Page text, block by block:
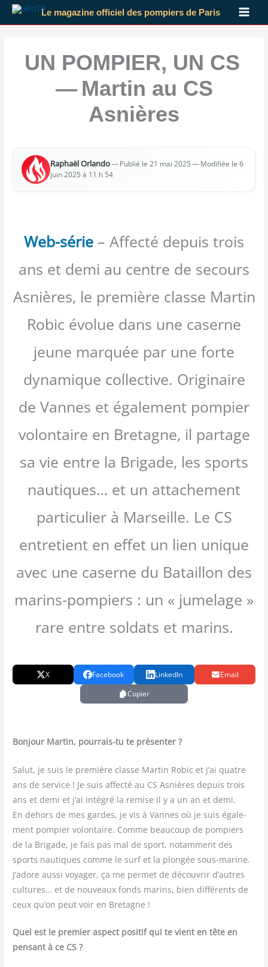
Aller
au
Le magazine officiel des pompiers de Paris
UN POMPIER, UN CS
— Martin au CS
Asnières
Raphaël Orlan­do— Publié le 21 mai 2025 — Modi­fiée le 6
juin 2025 à 11 h 54
Web-série – Affecté depuis trois
ans et demi au centre de secours
Asnières, le première classe Martin
Robic évolue dans une caserne
jeune marquée par une forte
dynamique collective. Originaire
de Vannes et également pompier
volontaire en Bretagne, il partage
sa vie entre la Brigade, les sports
nautiques… et un attachement
particulier à Marseille. Le CS
entretient en effet un lien unique
avec une caserne du Bataillon des
marins-pompiers : un « jumelage »
rare entre soldats et marins.
X Facebook LinkedIn
Email
Copier
Bon­jour Mar­tin, pour­rais-tu te présenter ?
Salut, je suis le pre­mière classe Mar­tin Robic et j’ai quatre
ans de ser­vice ! Je suis affec­té au CS Asnières depuis trois
ans et demi et j’ai inté­gré la remise il y a un an et demi.
En dehors de mes gardes, je vis à Vannes où je suis éga­le­
ment pom­pier volon­taire. Comme beau­coup de pom­piers
de la Bri­gade, je fais pas mal de sport, notam­ment des
sports nau­tiques comme le surf et la plon­gée sous-marine.
J’adore aus­si voya­ger, ça me per­met de décou­vrir d’autres
cultures… et de nou­veaux fonds marins, bien dif­fé­rents de
ceux qu’on peut voir en Bretagne !
Quel est le pre­mier aspect posi­tif qui te vient en tête en
pen­sant à ce CS ?